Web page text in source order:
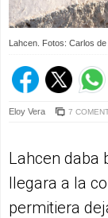
Lahcen. Fotos: Carlos de
Eloy Vera 7
Lahcen daba
llegara a la
permitiera